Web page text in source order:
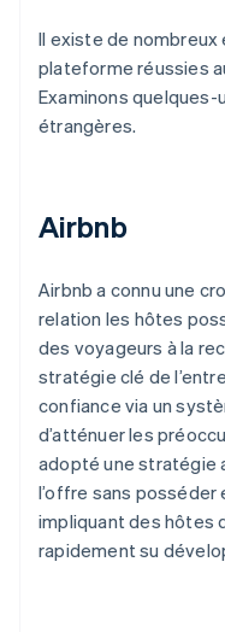
Il existe de
plateforme réussies
Examinons
étrangères.
Airbnb
Airbnb a connu une
relation les hôtes
des voyageurs à la
stratégie clé de
confiance via un
d’atténuer les
adopté une stratégie
l’offre sans
impliquant des hôtes
rapidement su